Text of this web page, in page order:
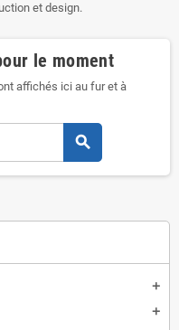
add
add
et design.
le moment
affichés ici au fur et à
search